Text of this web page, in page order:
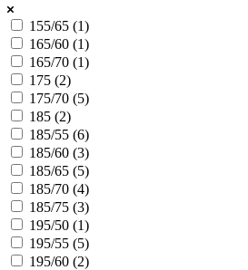
155/65 (1)
165/60 (1)
165/70 (1)
175 (2)
175/70 (5)
185 (2)
185/55 (6)
185/60 (3)
185/65 (5)
185/70 (4)
185/75 (3)
195/50 (1)
195/55 (5)
195/60 (2)